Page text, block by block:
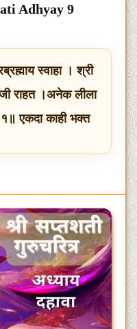
Adhyay 9
स्वाहा । श्री
राहत ।अनेक लीला
एकदा काही भक्त